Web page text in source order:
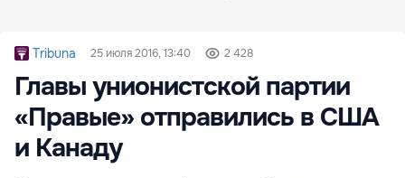
Tribuna 25 июля 2016, 13:40 2 428
Главы унионистской партии
«Правые» отправились в США
и Канаду